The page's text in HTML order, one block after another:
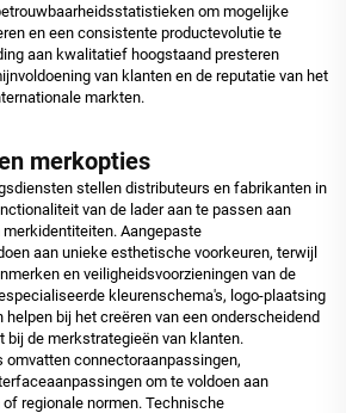
om mogelijke
en een consistente productevolutie te
aan kwalitatief hoogstaand presteren
van klanten en de reputatie van het
markten.
merkopties
stellen distributeurs en fabrikanten in
van de lader aan te passen aan
Aangepaste
aan unieke esthetische voorkeuren, terwijl
en veiligheidsvoorzieningen van de
kleurenschema's, logo-plaatsing
bij het creëren van een onderscheidend
bij de merkstrategieën van klanten.
connectoraanpassingen,
om te voldoen aan
regionale normen. Technische